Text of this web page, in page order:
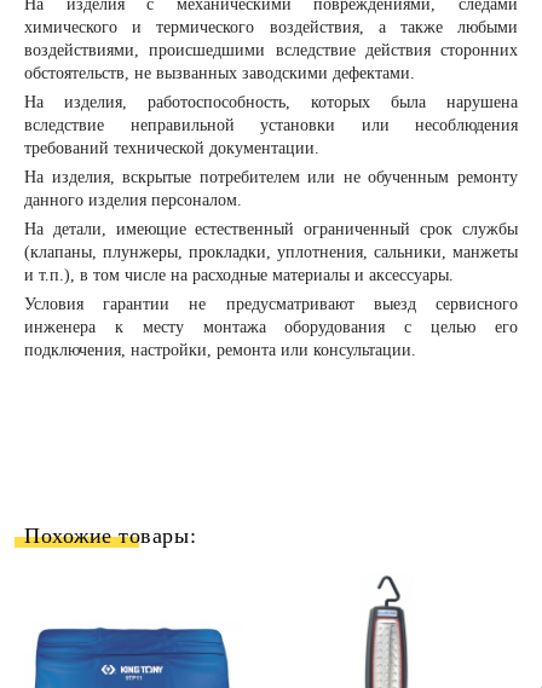
На изделия с механическими повреждениями, следами
химического и термического воздействия, а также любыми
воздействиями, происшедшими вследствие действия сторонних
обстоятельств, не вызванных заводскими дефектами.
На изделия, работоспособность, которых была нарушена
вследствие неправильной установки или несоблюдения
требований технической документации.
На изделия, вскрытые потребителем или не обученным ремонту
данного изделия персоналом.
На детали, имеющие естественный ограниченный срок службы
(клапаны, плунжеры, прокладки, уплотнения, сальники, манжеты
и т.п.), в том числе на расходные материалы и аксессуары.
Условия гарантии не предусматривают выезд сервисного
инженера к месту монтажа оборудования с целью его
подключения, настройки, ремонта или консультации.
Похожие товары: